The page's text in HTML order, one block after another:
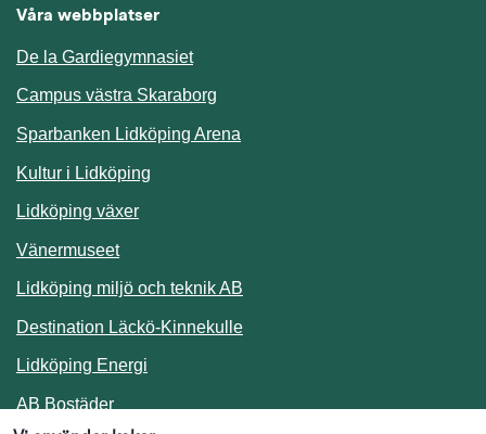
Våra webbplatser
De la Gardiegymnasiet
Campus västra Skaraborg
Sparbanken Lidköping Arena
Kultur i Lidköping
Lidköping växer
Vänermuseet
Lidköping miljö och teknik AB
Destination Läckö-KinnekulleLänk till annan webbplats.
Lidköping Energi
AB BostäderLänk till annan webbplats.